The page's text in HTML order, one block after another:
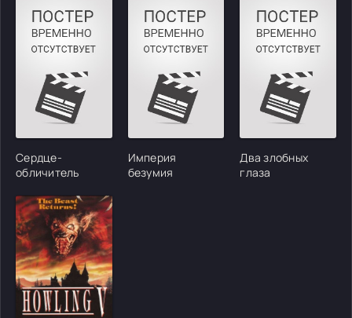
Сердце-
обличитель
Империя
безумия
Два злобных
глаза